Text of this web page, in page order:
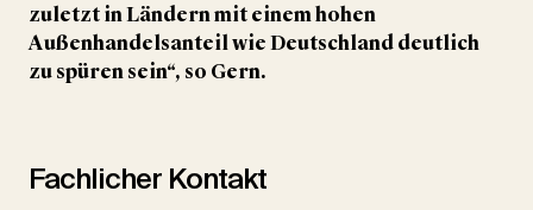
zuletzt in Ländern mit einem hohen
Außenhandelsanteil wie Deutschland deutlich
zu spüren sein“, so Gern.
Fachlicher Kontakt